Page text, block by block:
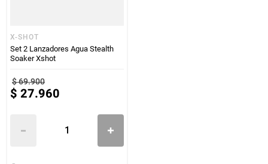
X-SHOT
Set 2 Lanzadores Agua Stealth
Soaker Xshot
$69.900
$ 27.960